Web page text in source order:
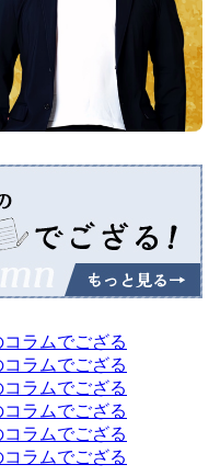
ラムでござる
ラムでござる
ラムでござる
ラムでござる
ラムでござる
ラムでござる